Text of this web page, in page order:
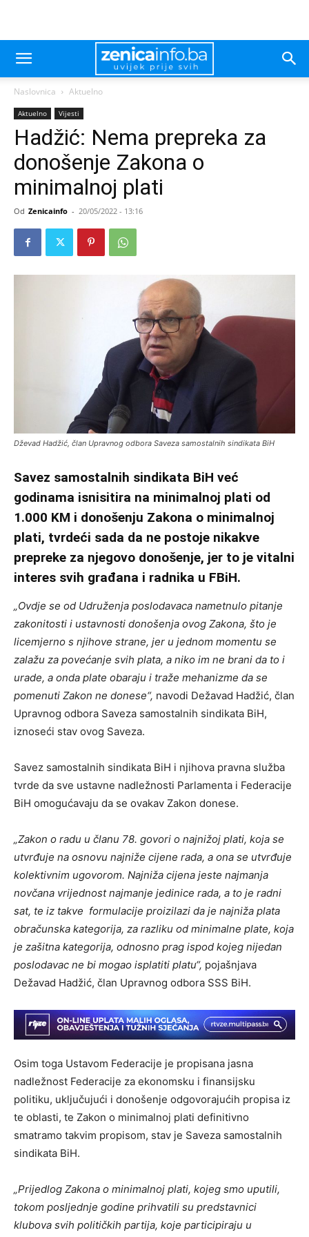
Naslovnica Aktuelno
Aktuelno Vijesti
Hadžić: Nema prepreka za
donošenje Zakona o
minimalnoj plati
Od Zenicainfo - 20/05/2022 - 13:16
Dževad Hadžić, član Upravnog odbora Saveza samostalnih sindikata BiH
Savez samostalnih sindikata BiH već
godinama isnisitira na minimalnoj plati od
1.000 KM i donošenju Zakona o minimalnoj
plati, tvrdeći sada da ne postoje nikakve
prepreke za njegovo donošenje, jer to je vitalni
interes svih građana i radnika u FBiH.
„Ovdje se od Udruženja poslodavaca nametnulo pitanje
zakonitosti i ustavnosti donošenja ovog Zakona, što je
licemjerno s njihove strane, jer u jednom momentu se
zalažu za povećanje svih plata, a niko im ne brani da to i
urade, a onda plate obaraju i traže mehanizme da se
pomenuti Zakon ne donese“, navodi Dežavad Hadžić, član
Upravnog odbora Saveza samostalnih sindikata BiH,
iznoseći stav ovog Saveza.
Savez samostalnih sindikata BiH i njihova pravna služba
tvrde da sve ustavne nadležnosti Parlamenta i Federacije
BiH omogućavaju da se ovakav Zakon donese.
„Zakon o radu u članu 78. govori o najnižoj plati, koja se
utvrđuje na osnovu najniže cijene rada, a ona se utvrđuje
kolektivnim ugovorom. Najniža cijena jeste najmanja
novčana vrijednost najmanje jedinice rada, a to je radni
sat, te iz takve formulacije proizilazi da je najniža plata
obračunska kategorija, za razliku od minimalne plate, koja
je zašitna kategorija, odnosno prag ispod kojeg nijedan
poslodavac ne bi mogao isplatiti platu“, pojašnjava
Dežavad Hadžić, član Upravnog odbora SSS BiH.
Osim toga Ustavom Federacije je propisana jasna
nadležnost Federacije za ekonomsku i finansijsku
politiku, uključujući i donošenje odgovorajućih propisa iz
te oblasti, te Zakon o minimalnoj plati definitivno
smatramo takvim propisom, stav je Saveza samostalnih
sindikata BiH.
„Prijedlog Zakona o minimalnoj plati, kojeg smo uputili,
tokom posljednje godine prihvatili su predstavnici
klubova svih političkih partija, koje participiraju u